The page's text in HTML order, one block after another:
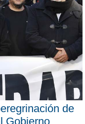
de
Gobierno